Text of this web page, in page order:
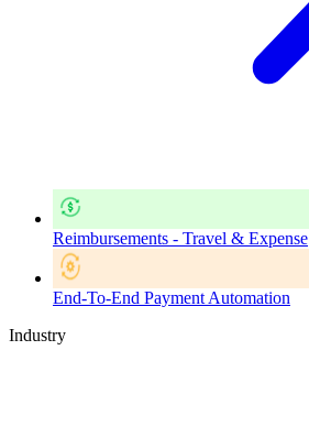
Reimbursements - Travel & Expense
End-To-End Payment Automation
Industry